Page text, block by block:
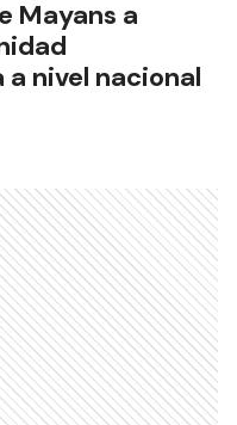
Mayans a
nivel nacional